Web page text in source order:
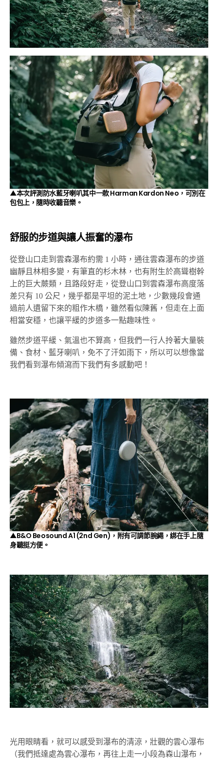
▲本次評測防水藍牙喇叭其中一款 Harman Kardon Neo，可別在
包包上，隨時收聽音樂。
舒服的步道與讓人振奮的瀑布
從登山口走到雲森瀑布約需 1 小時，通往雲森瀑布的步道
幽靜且林相多變，有筆直的杉木林，也有附生於高聳樹幹
上的巨大蕨類，且路段好走，從登山口到雲森瀑布高度落
差只有 10 公尺，幾乎都是平坦的泥土地，少數幾段會通
過前人遺留下來的粗作木橋，雖然看似陳舊，但走在上面
相當安穩，也讓平緩的步道多一點趣味性。
雖然步道平緩、氣溫也不算高，但我們一行人拎著大量裝
備、食材、藍牙喇叭，免不了汗如雨下，所以可以想像當
我們看到瀑布傾瀉而下我們有多感動吧！
▲B&O Beosound A1 (2nd Gen)，附有可調節腕繩，綁在手上隨
身聽挺方便。
光用眼睛看，就可以感受到瀑布的清涼，壯觀的雲心瀑布
（我們抵達處為雲心瀑布，再往上走一小段為森山瀑布，